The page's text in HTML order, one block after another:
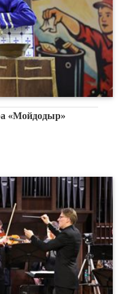
«Мойдодыр»